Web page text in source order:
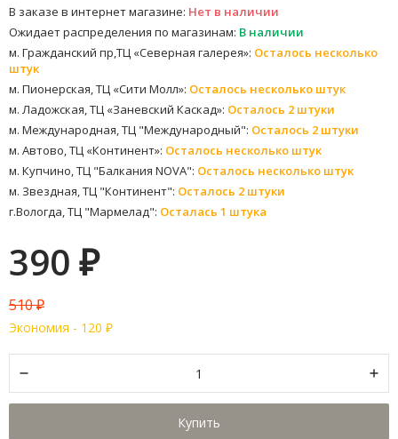
В заказе в интернет магазине: Нет в наличии
Ожидает распределения по магазинам: В наличии
м. Гражданский пр,ТЦ «Северная галерея»: Осталось несколько
штук
м. Пионерская, ТЦ «Сити Молл»: Осталось несколько штук
м. Ладожская, ТЦ «Заневский Каскад»: Осталось 2 штуки
м. Международная, ТЦ "Международный": Осталось 2 штуки
м. Автово, ТЦ «Континент»: Осталось несколько штук
м. Купчино, ТЦ "Балкания NOVA": Осталось несколько штук
м. Звездная, ТЦ "Континент": Осталось 2 штуки
г.Вологда, ТЦ "Мармелад": Осталась 1 штука
390 ₽
510₽
Экономия - 120 ₽
Купить